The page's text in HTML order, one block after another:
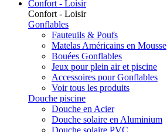
Confort - Loisir
Confort - Loisir
Gonflables
Fauteuils & Poufs
Matelas Américains en Mousse
Bouées Gonflables
Jeux pour plein air et piscine
Accessoires pour Gonflables
Voir tous les produits
Douche piscine
Douche en Acier
Douche solaire en Aluminium
Douche solaire PVC